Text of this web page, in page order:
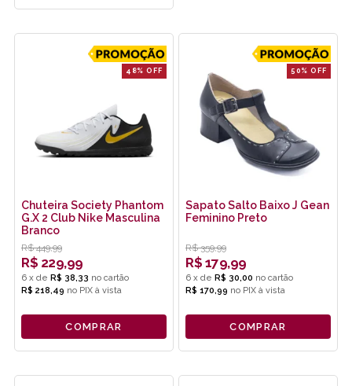
48% OFF
Chuteira Society Phantom
G.X 2 Club Nike Masculina
Branco
R$ 449,99
R$ 229,99
6 x de R$ 38,33
R$ 218,49 no PIX
COMPRAR
50% OFF
Sapato Salto Baixo J Gean
Feminino Preto
R$ 359,99
R$ 179,99
6 x de R$ 30,00
R$ 170,99 no PIX
COMPRAR